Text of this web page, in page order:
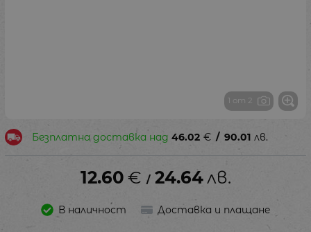
1 от 2
Безплатна доставка над 46.02 € / 90.01 лв.
12.60 € / 24.64лв.
В наличност Доставка и плащане